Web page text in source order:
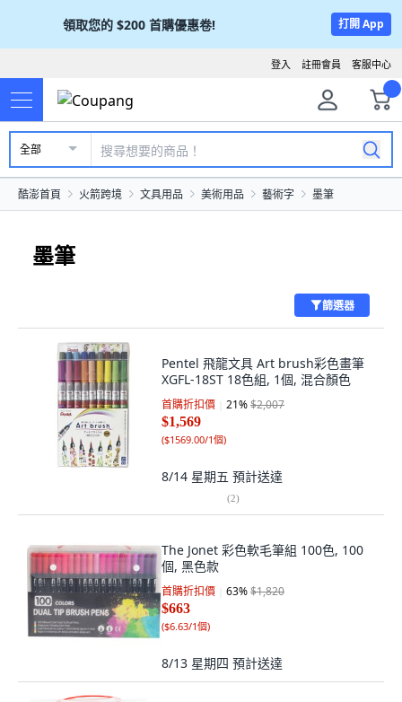
領取您的 $200 首購優惠卷! 打開 App
客服中心
註冊會員
登入
全部
酷澎首頁 火箭跨境 文具用品 美術用品 藝術字 墨筆
墨筆
篩選器
Pentel 飛龍文具 Art brush彩色畫筆
XGFL-18ST 18色組, 1個, 混合顏色
首購折扣價 21%$2,007
$1,569
($1569.00/1個)
8/14 星期五 預計送達
(2)
The Jonet 彩色軟毛筆組 100色, 100
個, 黑色款
首購折扣價 63%$1,820
$663
($6.63/1個)
8/13 星期四 預計送達